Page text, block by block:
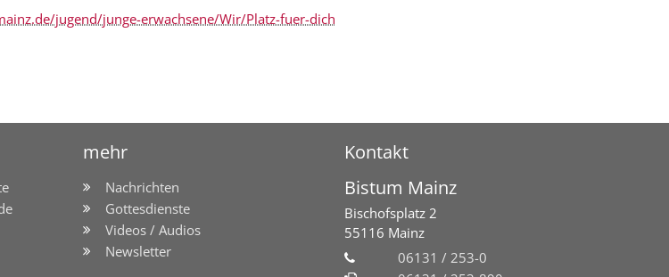
jugend/junge-erwachsene/Wir/Platz-fuer-dich
mehr Kontakt
Nachrichten
Gottesdienste
Videos / Audios
Newsletter
Bistum Mainz
Bischofsplatz 2
55116 Mainz
06131 / 253-0